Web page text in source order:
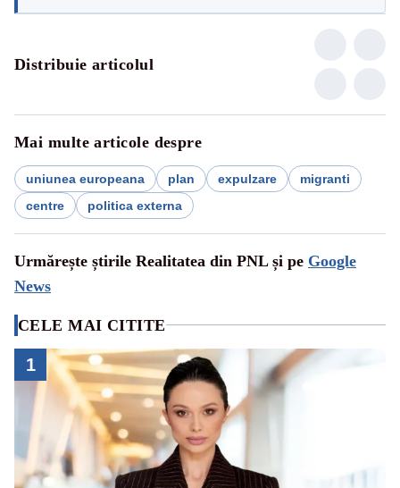
Distribuie articolul
Mai multe articole despre
uniunea europeana plan expulzare
migranti
centre
politica externa
Urmărește știrile Realitatea din PNL și pe Google
News
CELE MAI CITITE
1